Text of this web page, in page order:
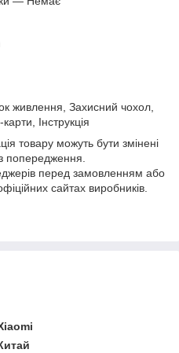
живлення, Захисний чохол,
Інструкція
товару можуть бути змінені
попередження.
перед замовленням або
сайтах виробників.